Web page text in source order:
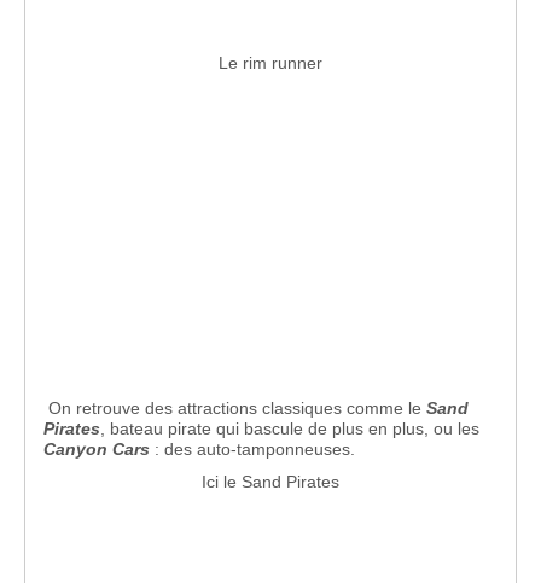
Le rim runner
On retrouve des attractions classiques comme le Sand
Pirates, bateau pirate qui bascule de plus en plus, ou les
Canyon Cars : des auto-tamponneuses.
Ici le Sand Pirates